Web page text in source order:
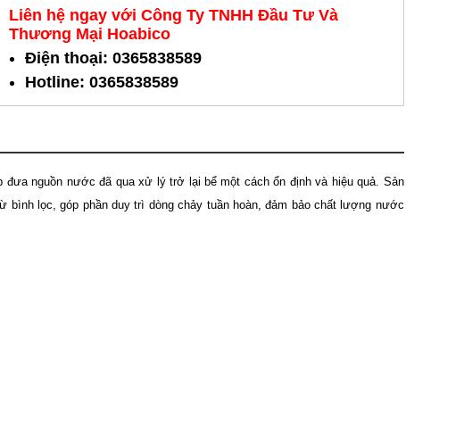
Liên hệ ngay với Công Ty TNHH Đầu Tư Và
Thương Mại Hoabico
Điện thoại: 0365838589
Hotline: 0365838589
nguồn nước đã qua xử lý trở lại bể một cách ổn định và hiệu quả. Sản
lọc, góp phần duy trì dòng chảy tuần hoàn, đảm bảo chất lượng nước